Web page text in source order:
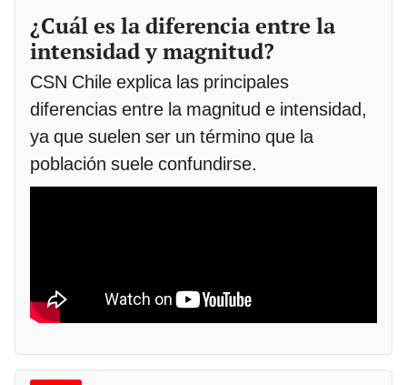
¿Cuál es la diferencia entre la
intensidad y magnitud?
CSN Chile explica las principales
diferencias entre la magnitud e intensidad,
ya que suelen ser un término que la
población suele confundirse.